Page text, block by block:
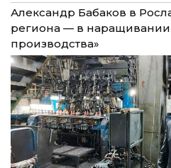
Александр Бабаков в
региона — в наращивании
производства»